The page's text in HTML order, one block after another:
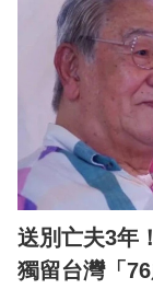
送別亡夫3年
獨留台灣「